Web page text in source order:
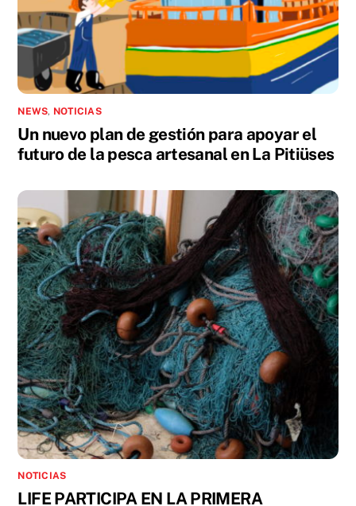
NEWS, NOTICIAS
Un nuevo plan de gestión para apoyar el
futuro de la pesca artesanal en La Pitiüses
NOTICIAS
LIFE PARTICIPA EN LA PRIMERA